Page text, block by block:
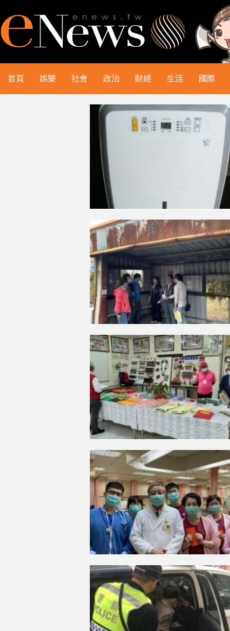
首頁 娛樂 社會 政治 財經 生活 國際